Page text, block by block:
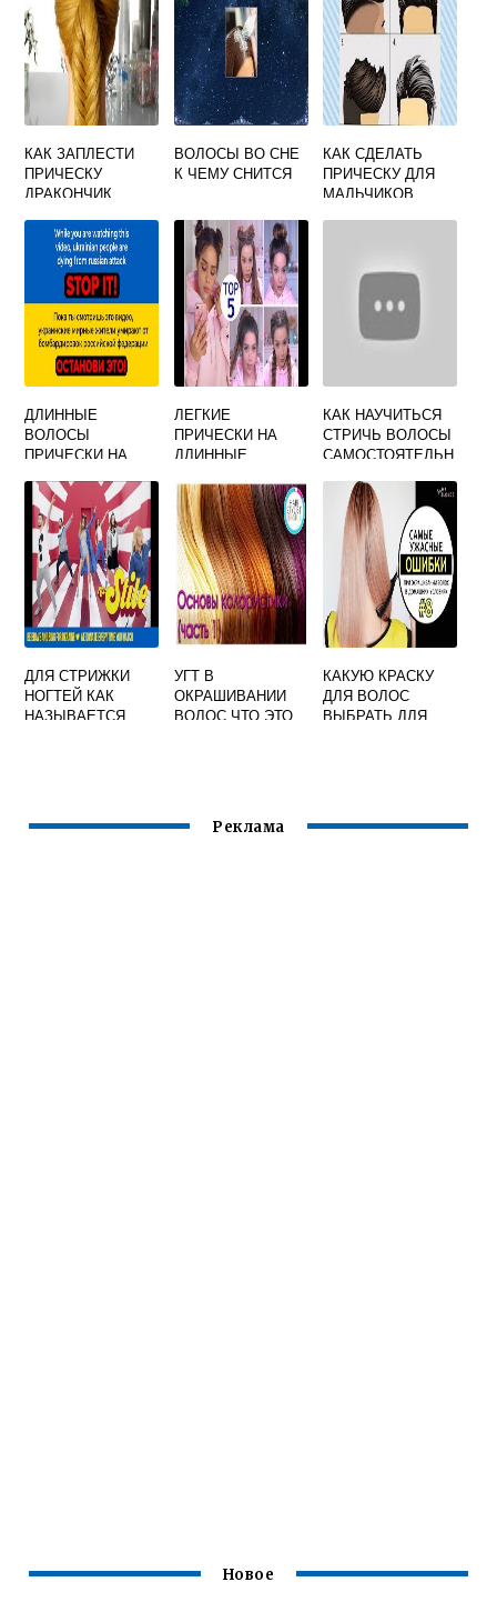
КАК ЗАПЛЕСТИ
ПРИЧЕСКУ
ДРАКОНЧИК
ВОЛОСЫ ВО СНЕ
К ЧЕМУ СНИТСЯ
КАК СДЕЛАТЬ
ПРИЧЕСКУ ДЛЯ
МАЛЬЧИКОВ
ДЛИННЫЕ
ВОЛОСЫ
ПРИЧЕСКИ НА
ЛЕГКО И ПРОСТО
СВОИМИ РУКАМИ
ЛЕГКИЕ
ПРИЧЕСКИ НА
ДЛИННЫЕ
РУКАМИ НА
КАЖДЫЙ ДЕНЬ
КАК НАУЧИТЬСЯ
СТРИЧЬ ВОЛОСЫ
САМОСТОЯТЕЛЬН
С НУЛЯ
ДЛЯ СТРИЖКИ
НОГТЕЙ КАК
НАЗЫВАЕТСЯ
УГТ В
ОКРАШИВАНИИ
ВОЛОС ЧТО ЭТО
КАКУЮ КРАСКУ
ДЛЯ ВОЛОС
ВЫБРАТЬ ДЛЯ
Реклама
Новое